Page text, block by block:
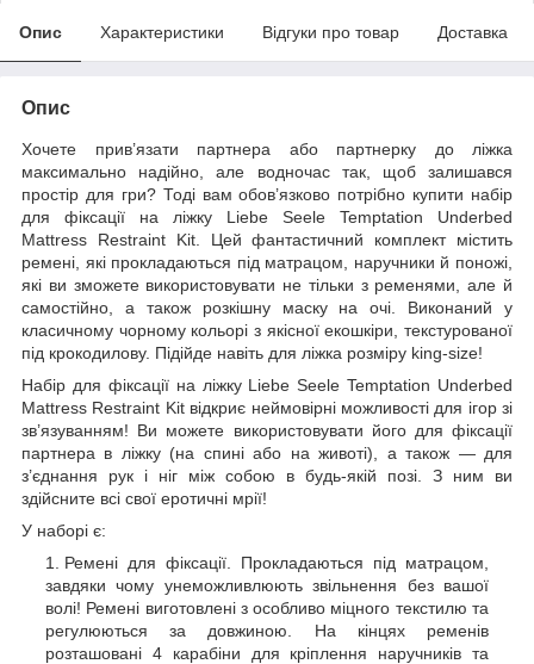
Опис Характеристики Відгуки про товар Доставка
Опис
Хочете прив’язати партнера або партнерку до ліжка
максимально надійно, але водночас так, щоб залишався
простір для гри? Тоді вам обов’язково потрібно купити набір
для фіксації на ліжку Liebe Seele Temptation Underbed
Mattress Restraint Kit. Цей фантастичний комплект містить
ремені, які прокладаються під матрацом, наручники й поножі,
які ви зможете використовувати не тільки з ременями, але й
самостійно, а також розкішну маску на очі. Виконаний у
класичному чорному кольорі з якісної екошкіри, текстурованої
під крокодилову. Підійде навіть для ліжка розміру king-size!
Набір для фіксації на ліжку Liebe Seele Temptation Underbed
Mattress Restraint Kit відкриє неймовірні можливості для ігор зі
зв’язуванням! Ви можете використовувати його для фіксації
партнера в ліжку (на спині або на животі), а також — для
з’єднання рук і ніг між собою в будь-якій позі. З ним ви
здійсните всі свої еротичні мрії!
У наборі є:
Ремені для фіксації. Прокладаються під матрацом,
завдяки чому унеможливлюють звільнення без вашої
волі! Ремені виготовлені з особливо міцного текстилю та
регулюються за довжиною. На кінцях ременів
розташовані 4 карабіни для кріплення наручників та